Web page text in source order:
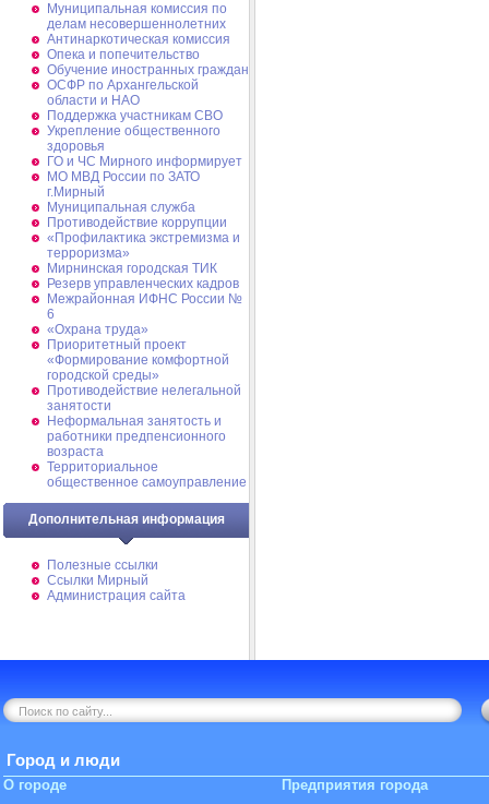
Муниципальная комиссия по
делам несовершеннолетних
Антинаркотическая комиссия
Опека и попечительство
Обучение иностранных граждан
ОСФР по Архангельской
области и НАО
Поддержка участникам СВО
Укрепление общественного
здоровья
ГО и ЧС Мирного информирует
МО МВД России по ЗАТО
г.Мирный
Муниципальная cлужба
Противодействие коррупции
«Профилактика экстремизма и
терроризма»
Мирнинская городская ТИК
Резерв управленческих кадров
Межрайонная ИФНС России №
6
«Охрана труда»
Приоритетный проект
«Формирование комфортной
городской среды»
Противодействие нелегальной
занятости
Неформальная занятость и
работники предпенсионного
возраста
Территориальное
общественное самоуправление
Дополнительная информация
Полезные ссылки
Ссылки Мирный
Администрация сайта
Город и люди
О городе Предприятия города